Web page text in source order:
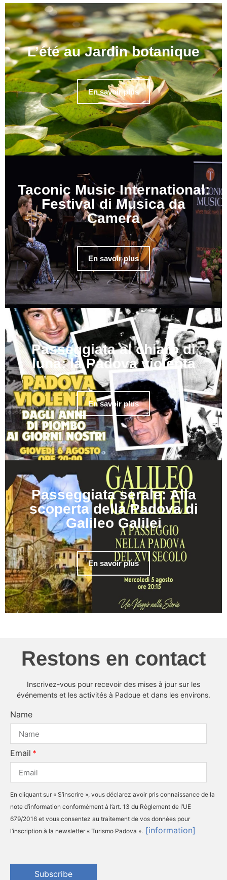
L’été au Jardin botanique
En savoir plus
Taconic Music International:
Festival di Musica da
Camera
En savoir plus
Passeggiata al chiaro di
luna: la Padova violenta
En savoir plus
Passeggiata serale: Alla
scoperta della Padova di
Galileo Galilei
En savoir plus
Restons en contact
Inscrivez-vous pour recevoir des mises à jour sur les
événements et les activités à Padoue et dans les environs.
Name
Email
En cliquant sur « S’inscrire », vous déclarez avoir pris connaissance de la
note d’information conformément à l’art. 13 du Règlement de l’UE
679/2016 et vous consentez au traitement de vos données pour
l’inscription à la newsletter « Turismo Padova ». [information]
Subscribe